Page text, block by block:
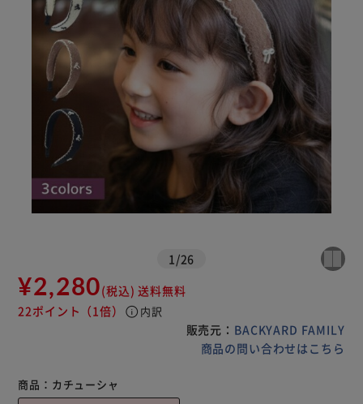
1 /26
¥2,280(税込) 送料無料
22ポイント （1倍） info 内訳
販売元： BACKYARD FAMILY
商品の問い合わせはこちら
商品： カチューシャ